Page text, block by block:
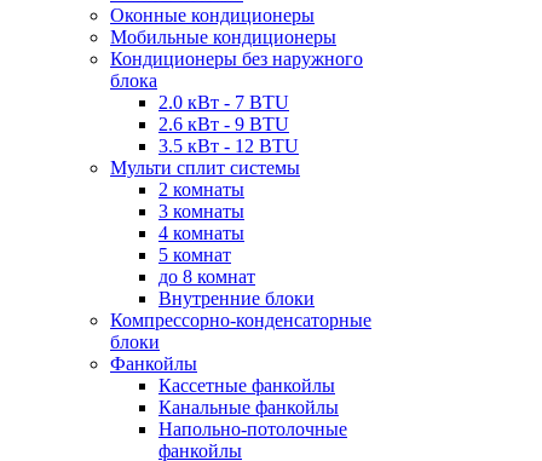
Оконные кондиционеры
Мобильные кондиционеры
Кондиционеры без наружного
блока
2.0 кВт - 7 BTU
2.6 кВт - 9 BTU
3.5 кВт - 12 BTU
Мульти сплит системы
2 комнаты
3 комнаты
4 комнаты
5 комнат
до 8 комнат
Внутренние блоки
Компрессорно-конденсаторные
блоки
Фанкойлы
Кассетные фанкойлы
Канальные фанкойлы
Напольно-потолочные
фанкойлы